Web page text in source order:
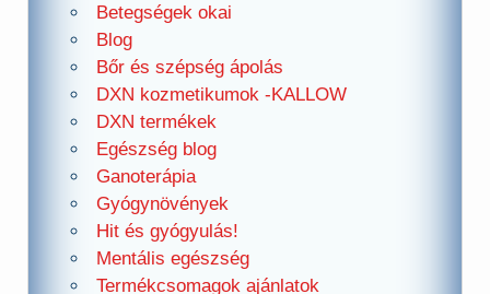
Betegségek okai
Blog
Bőr és szépség ápolás
DXN kozmetikumok -KALLOW
DXN termékek
Egészség blog
Ganoterápia
Gyógynövények
Hit és gyógyulás!
Mentális egészség
Termékcsomagok ajánlatok